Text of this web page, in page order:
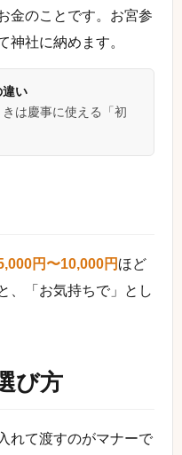
金のことです。お宮参
神社に納めます。
違い
は慶事に使える「初
円〜10,000円 ほど
、「お気持ちで」とし
び方
れて渡すのがマナーで